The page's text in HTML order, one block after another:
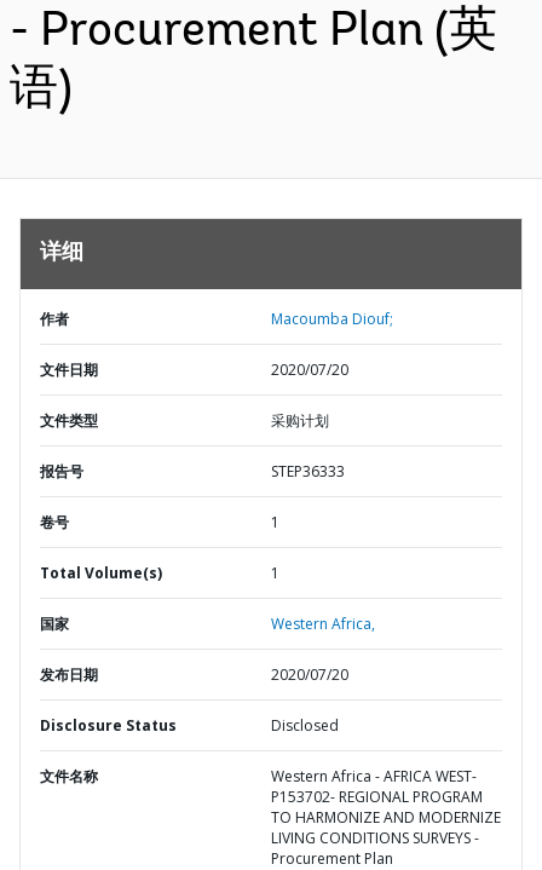
- Procurement Plan (英
语)
详细
作者 Macoumba Diouf;
文件日期 2020/07/20
文件类型 采购计划
报告号 STEP36333
卷号 1
Total Volume(s) 1
国家 Western Africa,
发布日期 2020/07/20
Disclosure Status Disclosed
文件名称
Western Africa - AFRICA WEST-
P153702- REGIONAL PROGRAM
TO HARMONIZE AND MODERNIZE
LIVING CONDITIONS SURVEYS -
Procurement Plan